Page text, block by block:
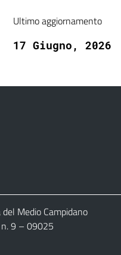
Ultimo aggiornamento
17 Giugno, 2026
Medio Campidano
9 – 09025